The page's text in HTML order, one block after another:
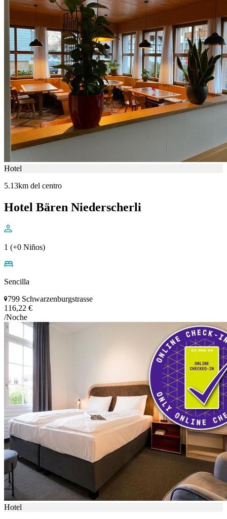
Hotel
5.13km del centro
Hotel Bären Niederscherli
1 (+0 Niños)
Sencilla
799 Schwarzenburgstrasse
116,22 €
/Noche
Hotel